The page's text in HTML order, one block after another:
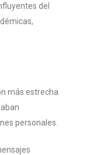
del
más estrecha
personales.